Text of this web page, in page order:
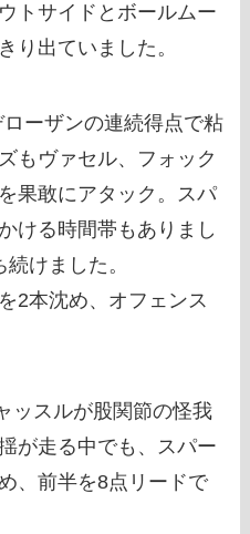
トサイドとボールムー
り出ていました。
ーザンの連続得点で粘
もヴァセル、フォック
果敢にアタック。スパ
ける時間帯もありまし
けました。
2本沈め、オフェンス
ッスルが股関節の怪我
が走る中でも、スパー
、前半を8点リードで